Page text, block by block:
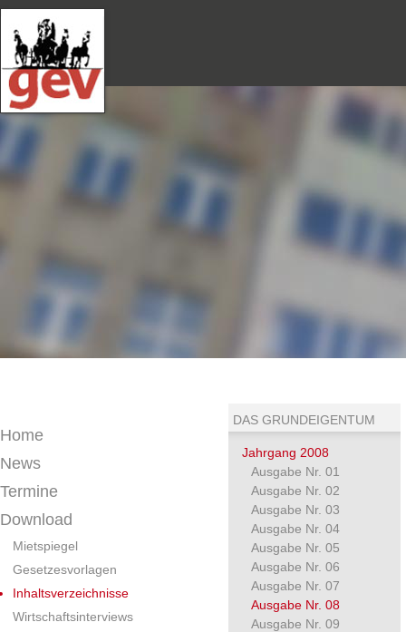
Home
News
Termine
Download
Mietspiegel
Gesetzesvorlagen
Inhaltsverzeichnisse
Wirtschaftsinterviews
DAS GRUNDEIGENTUM
Jahrgang 2008
Ausgabe Nr. 01
Ausgabe Nr. 02
Ausgabe Nr. 03
Ausgabe Nr. 04
Ausgabe Nr. 05
Ausgabe Nr. 06
Ausgabe Nr. 07
Ausgabe Nr. 08
Ausgabe Nr. 09